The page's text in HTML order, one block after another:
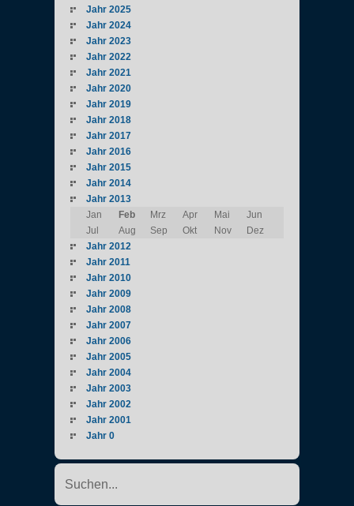
Jahr 2025
Jahr 2024
Jahr 2023
Jahr 2022
Jahr 2021
Jahr 2020
Jahr 2019
Jahr 2018
Jahr 2017
Jahr 2016
Jahr 2015
Jahr 2014
Jahr 2013
Jan
Feb Mrz Apr Mai
Jun
Jul
Aug Sep Okt Nov
Dez
Jahr 2012
Jahr 2011
Jahr 2010
Jahr 2009
Jahr 2008
Jahr 2007
Jahr 2006
Jahr 2005
Jahr 2004
Jahr 2003
Jahr 2002
Jahr 2001
Jahr 0